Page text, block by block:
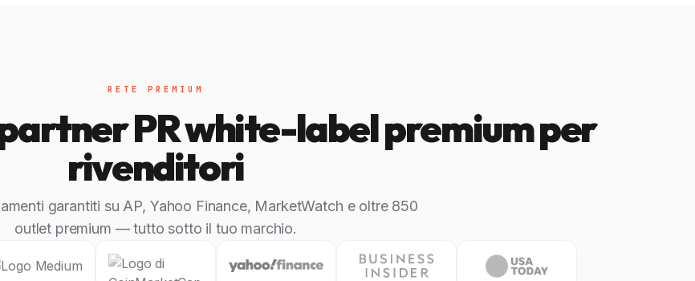
RETE PREMIUM
PR white-label premium per
rivenditori
garantiti su AP, Yahoo Finance, MarketWatch e oltre 850
outlet premium — tutto sotto il tuo marchio.